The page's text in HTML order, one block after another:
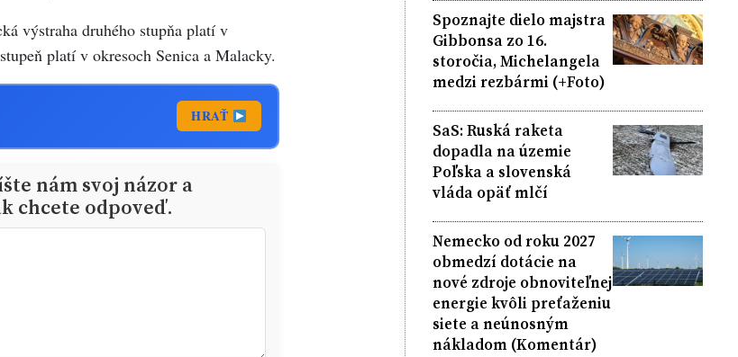
výstraha druhého stupňa platí v
platí v okresoch Senica a Malacky.
HRAŤ
nám svoj názor a
chcete odpoveď.
Spoznajte dielo majstra
Gibbonsa zo 16.
storočia, Michelangela
medzi rezbármi (+Foto)
SaS: Ruská raketa
dopadla na územie
Poľska a slovenská
vláda opäť mlčí
Nemecko od roku 2027
obmedzí dotácie na
nové zdroje obnoviteľnej
energie kvôli preťaženiu
siete a neúnosným
nákladom (Komentár)